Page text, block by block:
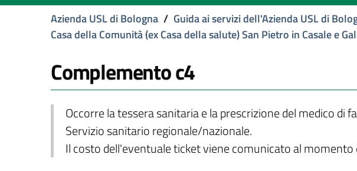
Azienda USL di Bologna / Guida ai servizi dell'Azienda USL di
Casa della Comunità (ex Casa della salute) San Pietro in Casale e
Complemento c4
Occorre la tessera sanitaria e la prescrizione del medico di
Servizio sanitario regionale/nazionale.
Il costo dell'eventuale ticket viene comunicato al momento